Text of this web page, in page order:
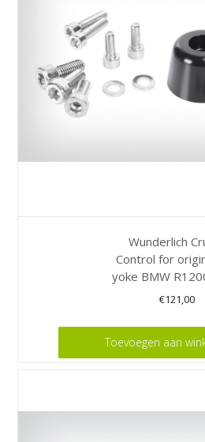
Wunderlich
Control for
yoke BMW
€121,00
Toevoegen aan